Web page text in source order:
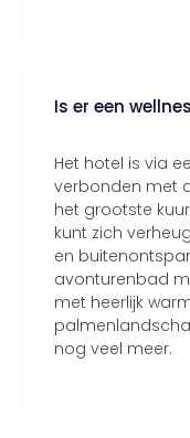
Is er een
Het hotel is via
verbonden met
het grootste
kunt zich
en
avonturenbad
met heerlijk
nog veel meer.